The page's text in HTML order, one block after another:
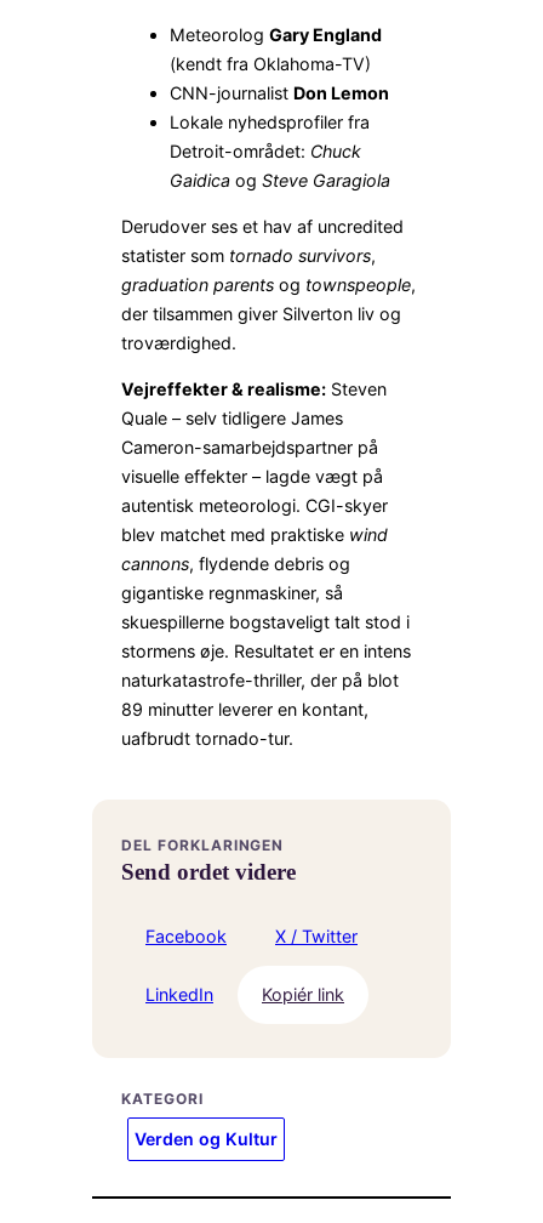
Meteorolog Gary England
(kendt fra Oklahoma-TV)
CNN-journalist Don Lemon
Lokale nyhedsprofiler fra
Detroit-området: Chuck
Gaidica og Steve Garagiola
Derudover ses et hav af uncredited
statister som tornado survivors,
graduation parents og townspeople,
der tilsammen giver Silverton liv og
troværdighed.
Vejreffekter & realisme: Steven
Quale – selv tidligere James
Cameron-samarbejdspartner på
visuelle effekter – lagde vægt på
autentisk meteorologi. CGI-skyer
blev matchet med praktiske wind
cannons, flydende debris og
gigantiske regnmaskiner, så
skuespillerne bogstaveligt talt stod i
stormens øje. Resultatet er en intens
naturkatastrofe-thriller, der på blot
89 minutter leverer en kontant,
uafbrudt tornado-tur.
DEL FORKLARINGEN
Send ordet videre
Facebook X / Twitter
LinkedIn Kopiér link
KATEGORI
Verden og Kultur